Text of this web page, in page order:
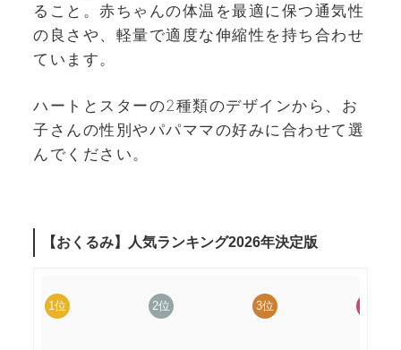
ること。赤ちゃんの体温を最適に保つ通気性
の良さや、軽量で適度な伸縮性を持ち合わせ
ています。
ハートとスターの2種類のデザインから、お
子さんの性別やパパママの好みに合わせて選
んでください。